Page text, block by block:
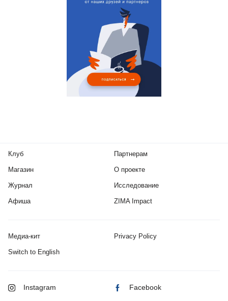
Клуб
Магазин
Журнал
Афиша
Партнерам
О проекте
Исследование
ZIMA Impact
Медиа-кит Privacy Policy
Switch to English
Instagram Facebook